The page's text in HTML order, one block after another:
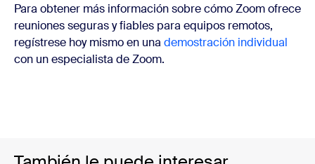
Para obtener más información sobre cómo Zoom ofrece
reuniones seguras y fiables para equipos remotos,
regístrese hoy mismo en una demostración individual
con un especialista de Zoom.